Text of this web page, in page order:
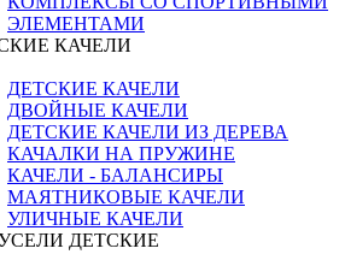
ЭЛЕМЕНТАМИ
КАЧЕЛИ
ДЕТСКИЕ КАЧЕЛИ
ДВОЙНЫЕ КАЧЕЛИ
ДЕТСКИЕ КАЧЕЛИ ИЗ ДЕРЕВА
КАЧАЛКИ НА ПРУЖИНЕ
КАЧЕЛИ - БАЛАНСИРЫ
МАЯТНИКОВЫЕ КАЧЕЛИ
УЛИЧНЫЕ КАЧЕЛИ
ДЕТСКИЕ